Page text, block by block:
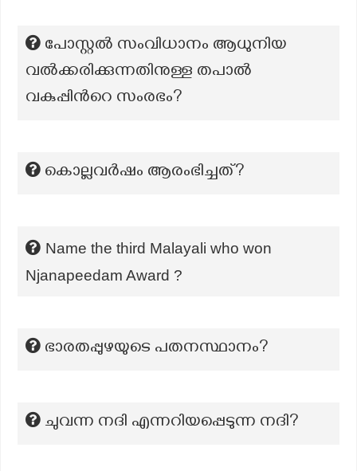
പോസ്റ്റൽ സംവിധാനം ആധുനിയ
വൽക്കരിക്കുന്നതിനുള്ള തപാൽ
വകുപ്പിന്‍റെ സംരഭം?
കൊല്ലവർഷം ആരംഭിച്ചത്?
Name the third Malayali who won
Njanapeedam Award ?
ഭാരതപ്പുഴയുടെ പതനസ്ഥാനം?
ചുവന്ന നദി എന്നറിയപ്പെടുന്ന നദി?